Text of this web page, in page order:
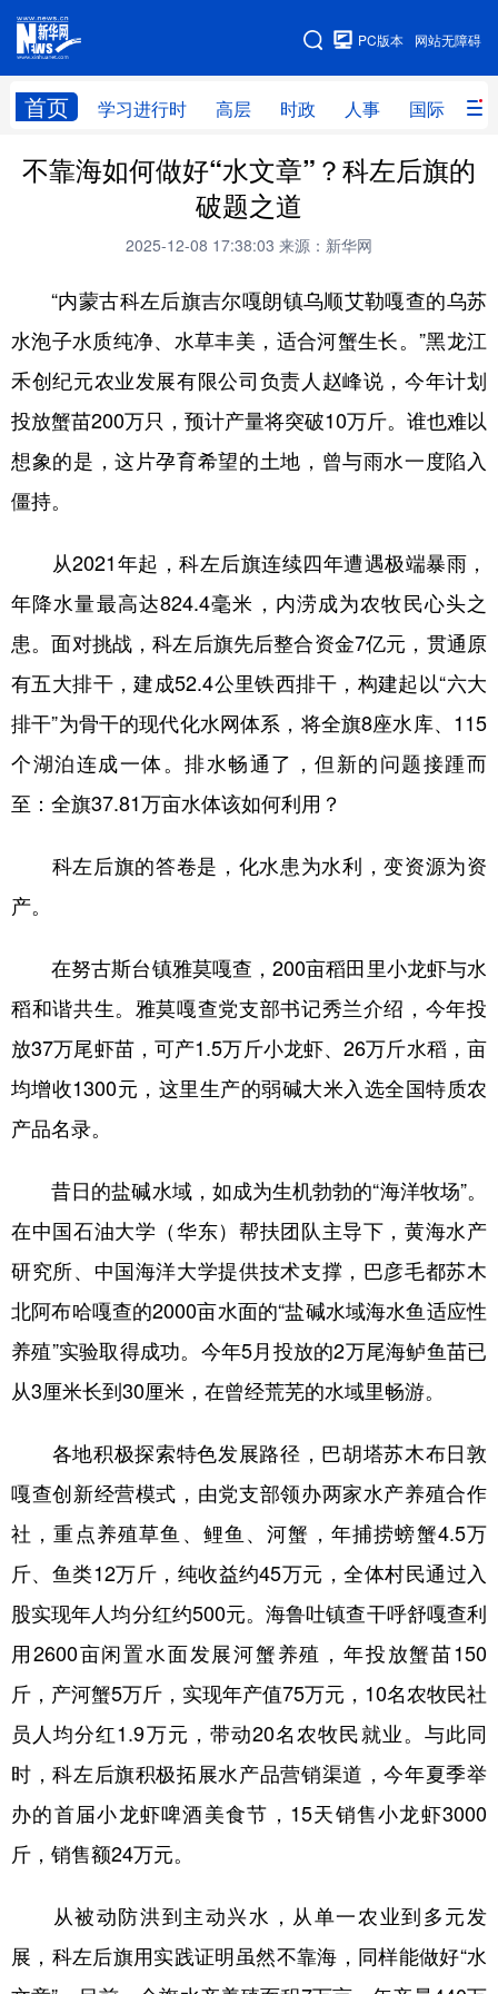
网站无障碍
PC版本
首页 学习进行时 高层 时政 人事 国际 财
网站地图
学习进行时 高层 时政 人事
财经 网评
全球连线
科技 科创 量子 体育
文化 书画 健康 军事
法律 中央文件 金融 汽车
彩票 娱乐 时尚 悦读
公益 一带一路 亚太网 上市公司
文化产业
地方频道
北京 天津 河北 山西
浙江 安徽 福建 江西
山东 河南 湖北 湖南
广东 广西 海南 重庆
四川 贵州 云南 西藏
陕西
新疆 内蒙古 黑龙江
多语种频道
English Español Français عربى
不靠海如何做好“水文章”？科左后旗的
破题之道
2025-12-08 17:38:03 来源：新华网
“内蒙古科左后旗吉尔嘎朗镇乌顺艾勒嘎查的乌苏
水泡子水质纯净、水草丰美，适合河蟹生长。”黑龙江
禾创纪元农业发展有限公司负责人赵峰说，今年计划
投放蟹苗200万只，预计产量将突破10万斤。谁也难以
想象的是，这片孕育希望的土地，曾与雨水一度陷入
僵持。
从2021年起，科左后旗连续四年遭遇极端暴雨，
年降水量最高达824.4毫米，内涝成为农牧民心头之
患。面对挑战，科左后旗先后整合资金7亿元，贯通原
有五大排干，建成52.4公里铁西排干，构建起以“六大
排干”为骨干的现代化水网体系，将全旗8座水库、115
个湖泊连成一体。排水畅通了，但新的问题接踵而
至：全旗37.81万亩水体该如何利用？
科左后旗的答卷是，化水患为水利，变资源为资
产。
在努古斯台镇雅莫嘎查，200亩稻田里小龙虾与水
稻和谐共生。雅莫嘎查党支部书记秀兰介绍，今年投
放37万尾虾苗，可产1.5万斤小龙虾、26万斤水稻，亩
均增收1300元，这里生产的弱碱大米入选全国特质农
产品名录。
昔日的盐碱水域，如成为生机勃勃的“海洋牧场”。
在中国石油大学（华东）帮扶团队主导下，黄海水产
研究所、中国海洋大学提供技术支撑，巴彦毛都苏木
北阿布哈嘎查的2000亩水面的“盐碱水域海水鱼适应性
养殖”实验取得成功。今年5月投放的2万尾海鲈鱼苗已
从3厘米长到30厘米，在曾经荒芜的水域里畅游。
各地积极探索特色发展路径，巴胡塔苏木布日敦
嘎查创新经营模式，由党支部领办两家水产养殖合作
社，重点养殖草鱼、鲤鱼、河蟹，年捕捞螃蟹4.5万
斤、鱼类12万斤，纯收益约45万元，全体村民通过入
股实现年人均分红约500元。海鲁吐镇查干呼舒嘎查利
用2600亩闲置水面发展河蟹养殖，年投放蟹苗150
斤，产河蟹5万斤，实现年产值75万元，10名农牧民社
员人均分红1.9万元，带动20名农牧民就业。与此同
时，科左后旗积极拓展水产品营销渠道，今年夏季举
办的首届小龙虾啤酒美食节，15天销售小龙虾3000
斤，销售额24万元。
从被动防洪到主动兴水，从单一农业到多元发
展，科左后旗用实践证明虽然不靠海，同样能做好“水